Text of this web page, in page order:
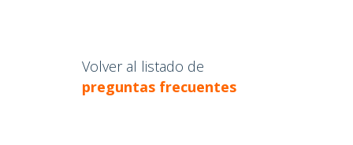
Volver al listado de
preguntas frecuentes